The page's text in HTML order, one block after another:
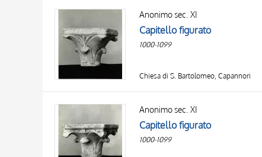
Anonimo sec. XI
Capitello figurato
1000-1099
Chiesa di S. Bartolomeo, Capannori
Anonimo sec. XI
Capitello figurato
1000-1099